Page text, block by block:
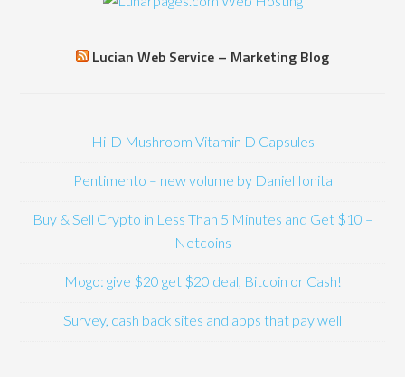
Lucian Web Service – Marketing Blog
Hi-D Mushroom Vitamin D Capsules
Pentimento – new volume by Daniel Ionita
Buy & Sell Crypto in Less Than 5 Minutes and Get $10 –
Netcoins
Mogo: give $20 get $20 deal, Bitcoin or Cash!
Survey, cash back sites and apps that pay well